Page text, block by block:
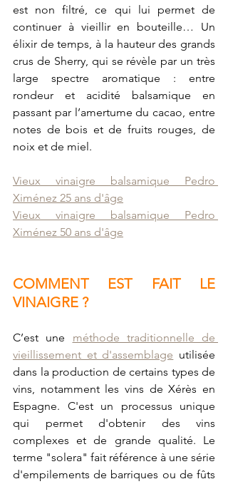
est non filtré, ce qui lui permet de
continuer à vieillir en bouteille… Un
élixir de temps, à la hauteur des grands
crus de Sherry, qui se révèle par un très
large spectre aromatique : entre
rondeur et acidité balsamique en
passant par l’amertume du cacao, entre
notes de bois et de fruits rouges, de
noix et de miel.
Vieux vinaigre balsamique Pedro
Ximénez 25 ans d'âge
Vieux vinaigre balsamique Pedro
Ximénez 50 ans d'âge
COMMENT EST FAIT LE
VINAIGRE ?
C’est une méthode traditionnelle de
vieillissement et d'assemblage utilisée
dans la production de certains types de
vins, notamment les vins de Xérès en
Espagne. C'est un processus unique
qui permet d'obtenir des vins
complexes et de grande qualité. Le
terme "solera" fait référence à une série
d'empilements de barriques ou de fûts